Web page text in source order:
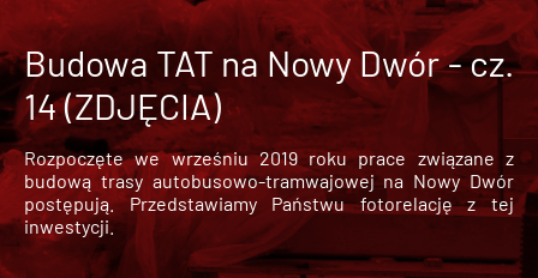
Budowa TAT na Nowy Dwór - cz.
14 (ZDJĘCIA)
Rozpoczęte we wrześniu 2019 roku prace związane z
budową trasy autobusowo-tramwajowej na Nowy Dwór
postępują. Przedstawiamy Państwu fotorelację z tej
inwestycji.